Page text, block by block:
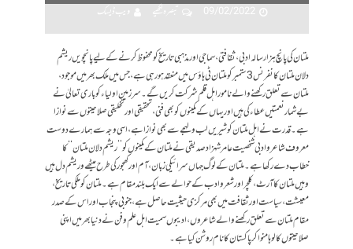
09/02/2022
تبصرہ لکھیے ویب ڈیسک
ملتان کی پانچ ہزار سالہ ادبی، ثقافتی ،سماجی اور مذہبی تاریخ کو محفوظ کرنے کے لیے پانچویں ریشم
دلان ملتان کانفرنس 3 ستمبر کو ملتان ٹی ہاؤس میں منعقد ہورہی ہے ، جس میں ملک بھر میں موجود،
ملتان سے تعلق رکھنے والے نامور اہل قلم شرکت کریں گے۔ سرزمین اولیا ء کو باری تعالیٰ نے
بے شمار نعمتیں عطاء کی ہیں اور یہاں کے مکینوں کو بھی فنی، تحقیقی اور تخلیقی صلا حیتوں سے نوازا
ہے ۔ قدرت نے اہل ملتان کو شیریں لب و لہجے سے بھی نوازا ہے، اسی وجہ سے ہمارے دوست
معروف شاعر و ادبی شخصیت عامر شہزاد صدیقی نے ملتان کے مکینوں کو ’’ ریشم دلان ملتان ‘‘ کا
خطاب دے رکھا ہے۔ ملتان کے لوگ جہاں سرائیکی زبان ، آم اور کھجور کی طرح میٹھے و ریشم دل ہیں
وہیں ملتان کا آرٹ،کلچر اور شعروادب کے حوالے سے ایک بلند مقام ہے۔ ملتان کو ملکی تاریخ،
معیشت، سیاست اور ثقافت میں بھی مرکزی حیثیت حاصل ہے، جنوبی پنجاب اور اس کے صدر
مقام ملتان سے تعلق رکھنے والے شاعروں، ادیبوں سمیت اہل علم و فن نے دنیا بھر میں اپنی
صلاحیتوں کا لوہا منوا کر پاکستان کا نام روشن کیا ہے ۔